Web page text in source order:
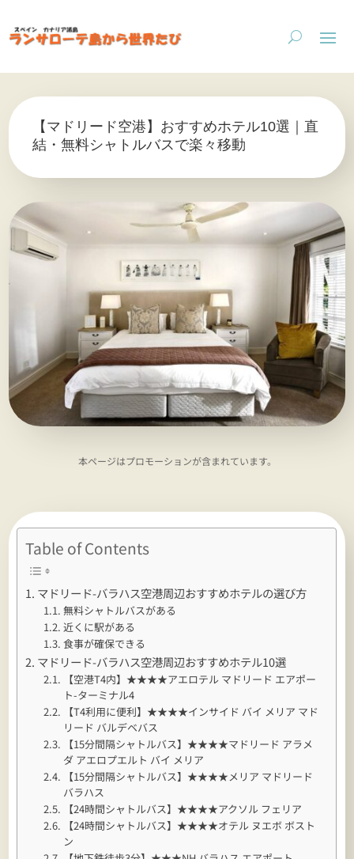
【マドリード空港】おすすめホテル10選｜直
結・無料シャトルバスで楽々移動
本ページはプロモーションが含まれています。
Table of Contents
マドリード-バラハス空港周辺おすすめホテルの選び方
無料シャトルバスがある
近くに駅がある
食事が確保できる
マドリード-バラハス空港周辺おすすめホテル10選
【空港T4内】★★★★アエロテル マドリード エアポー
ト-ターミナル4
【T4利用に便利】★★★★インサイド バイ メリア マド
リード バルデベバス
【15分間隔シャトルバス】★★★★マドリード アラメ
ダ アエロプエルト バイ メリア
【15分間隔シャトルバス】★★★★メリア マドリード
バラハス
【24時間シャトルバス】★★★★アクソル フェリア
【24時間シャトルバス】★★★★オテル ヌエボ ボスト
ン